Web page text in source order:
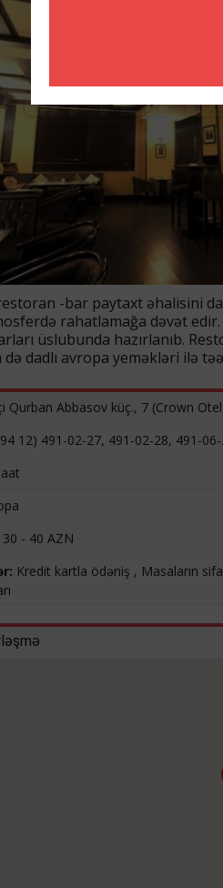
-bar paytaxt əhalisini
rahatlamağa dəvət edir.
üslubunda hazırlanıb.
dadlı avropa yeməkləri ilə
Qurban Abbasov küç., 7 (Crown
12) 491-02-27, 491-02-28, 491-
30 - 40 AZN
Kredit kartla ödəniş , Masaların